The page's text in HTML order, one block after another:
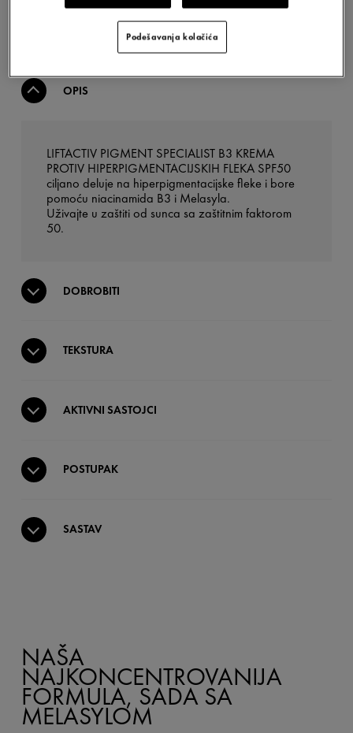
KAKO PRONAĆI APOTEKU
OPIS
LIFTACTIV PIGMENT SPECIALIST B3 KREMA
PROTIV HIPERPIGMENTACIJSKIH FLEKA SPF50
ciljano deluje na hiperpigmentacijske fleke i bore
pomoću niacinamida B3 i Melasyla.
Uživajte u zaštiti od sunca sa zaštitnim faktorom
50.
DOBROBITI
TEKSTURA
AKTIVNI SASTOJCI
POSTUPAK
SASTAV
NAŠA
NAJKONCENTROVANIJA
FORMULA, SADA SA
MELASYLOM
Podešavanja kolačića